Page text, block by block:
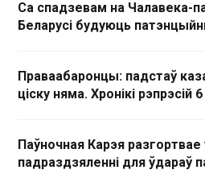
Са спадзевам на Чалавека-
Беларусі будуюць
Праваабаронцы: падстаў
ціску няма. Хронікі рэпрэсій
Паўночная Карэя
падраздзяленні для ўдараў